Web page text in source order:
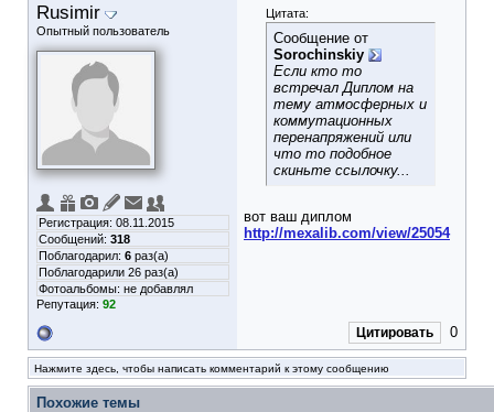
Rusimir
Опытный пользователь
Регистрация: 08.11.2015
Сообщений: 318
Поблагодарил: 6 раз(а)
Поблагодарили 26 раз(а)
Фотоальбомы: не добавлял
Репутация: 92
Цитата:
Сообщение от
Sorochinskiy
Если кто то
встречал Диплом на
тему атмосферных и
коммутационных
перенапряжений или
что то подобное
скиньте ссылочку...
вот ваш диплом
http://mexalib.com/view/25054
Цитировать 0
Нажмите здесь, чтобы написать комментарий к этому сообщению
Похожие темы